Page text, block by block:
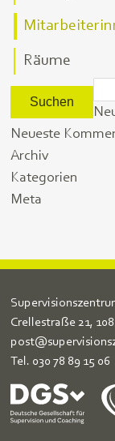
Räume
Neueste
Archiv
Kategorien
Meta
Crellestraße 21,
Tel. 030 78 89 15 06